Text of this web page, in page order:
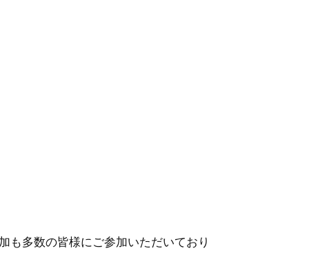
も多数の皆様にご参加いただいており